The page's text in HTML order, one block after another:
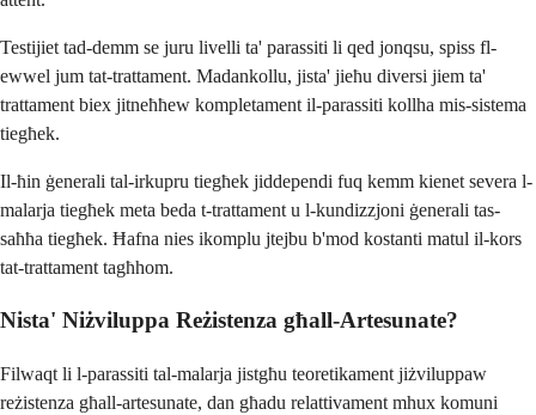
Testijiet tad-demm se juru livelli ta' parassiti li qed jonqsu, spiss fl-
ewwel jum tat-trattament. Madankollu, jista' jieħu diversi jiem ta'
trattament biex jitneħħew kompletament il-parassiti kollha mis-sistema
tiegħek.
Il-ħin ġenerali tal-irkupru tiegħek jiddependi fuq kemm kienet severa l-
malarja tiegħek meta beda t-trattament u l-kundizzjoni ġenerali tas-
saħħa tiegħek. Ħafna nies ikomplu jtejbu b'mod kostanti matul il-kors
tat-trattament tagħhom.
Nista' Niżviluppa Reżistenza għall-Artesunate?
Filwaqt li l-parassiti tal-malarja jistgħu teoretikament jiżviluppaw
reżistenza għall-artesunate, dan għadu relattivament mhux komuni